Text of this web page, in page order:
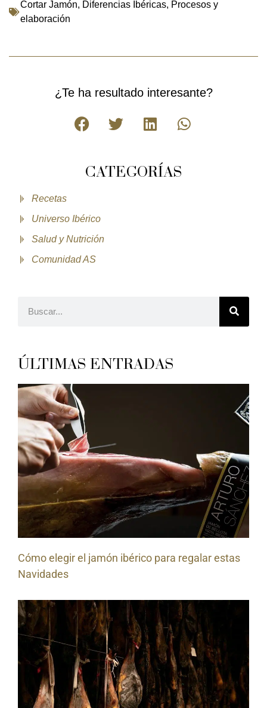
Cortar Jamón, Diferencias Ibéricas, Procesos y
elaboración
¿Te ha resultado interesante?
CATEGORÍAS
Recetas
Universo Ibérico
Salud y Nutrición
Comunidad AS
ÚLTIMAS ENTRADAS
Cómo elegir el jamón ibérico para regalar estas
Navidades